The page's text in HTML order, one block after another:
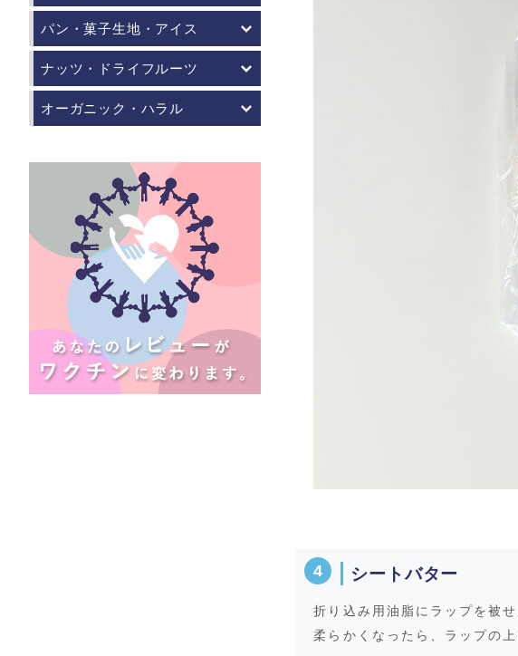
シートバター
折り込み用油脂にラップを被
柔らかくなったら、ラップの
パン・菓子生地・アイス
ナッツ・ドライフルーツ
オーガニック・ハラル